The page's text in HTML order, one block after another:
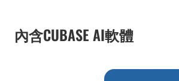
內含CUBASE AI軟體